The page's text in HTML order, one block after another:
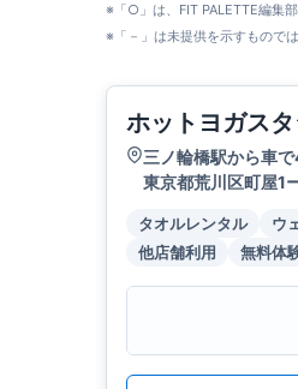
※「○」は、FIT PALETTE編集
※「－」は未提供を示すもので
ホットヨガス
三ノ輪橋駅から車
東京都荒川区町屋1
タオルレンタル ウ
他店舗利用
無料体